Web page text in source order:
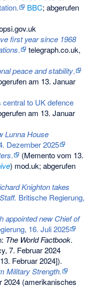
BBC; abgerufen
first year since 1968
.
telegraph.co.uk,
peace and stability.
am 13. Januar
central to UK defence
am 13. Januar
Lunna House
Dezember 2025
. (Mementovom 13.
) mod.uk; abgerufen
Knighton takes
Britische Regierung,
appointed new Chief of
16. Juli 2025
The World Factbook.
7. Februar 2024
Februar 2024]).
Military Strength.
2024 (amerikanisches